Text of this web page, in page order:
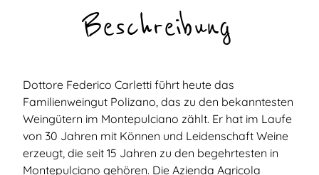
Beschreibung
Dottore Federico Carletti führt heute das
Familienweingut Polizano, das zu den bekanntesten
Weingütern im Montepulciano zählt. Er hat im Laufe
von 30 Jahren mit Können und Leidenschaft Weine
erzeugt, die seit 15 Jahren zu den begehrtesten in
Montepulciano gehören. Die Azienda Agricola